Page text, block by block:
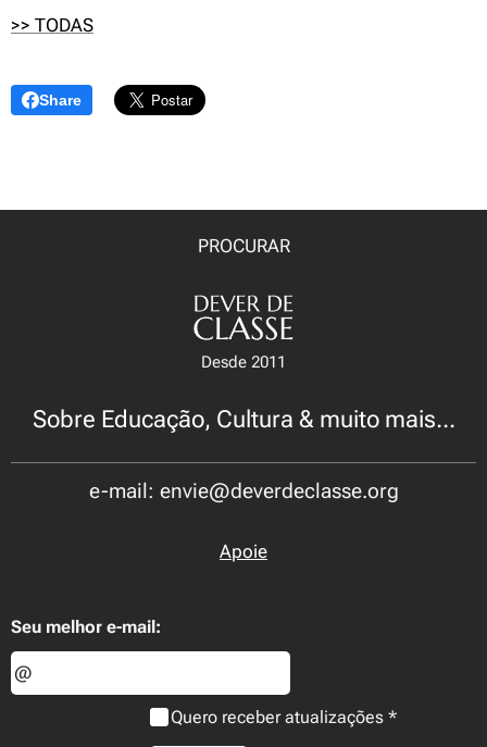
>> TODAS
Share
PROCURAR
Desde 2011
Sobre Educação, Cultura & muito mais...
e-mail: envie@deverdeclasse.org
Apoie
Seu melhor e-mail:
Quero receber atualizações